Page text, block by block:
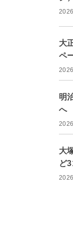
大
ペ
明
へ
大
ど